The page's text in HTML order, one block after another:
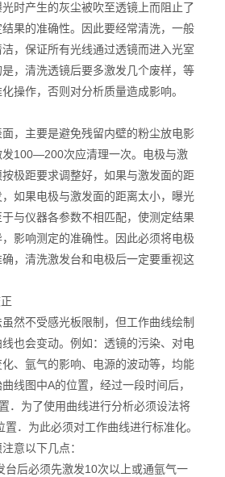
时产生的灰尘被吹至透镜上而阻止了
果的准确性。因此要经常清洗，一般
，保证所有光线通过透镜而进入光室
，清洗透镜后要多激发几个废样，等
操作，否则对分析质量造成影响。
主要是避免残留内壁的粉尘放电影
发100—200次应清理一次。电极与激
极距要求调整好，如果与激发面的距
如果电极与激发面的距离太小，曝光
与仪器各参数不相匹配，使测定结果
影响测定的准确性。因此必须将电极
，清洗激发台和电极后一定要重视这
不受感光板限制，但工作曲线绘制
也会变动。例如：透镜的污染、对电
、氩气的影响、电源的波动等，均能
线图中A的位置，经过一段时间后，
．为了使用曲线进行分析必须设法将
．为此必须对工作曲线进行标准化。
意以下几点：
后必须先激发10次以上或通氩气一